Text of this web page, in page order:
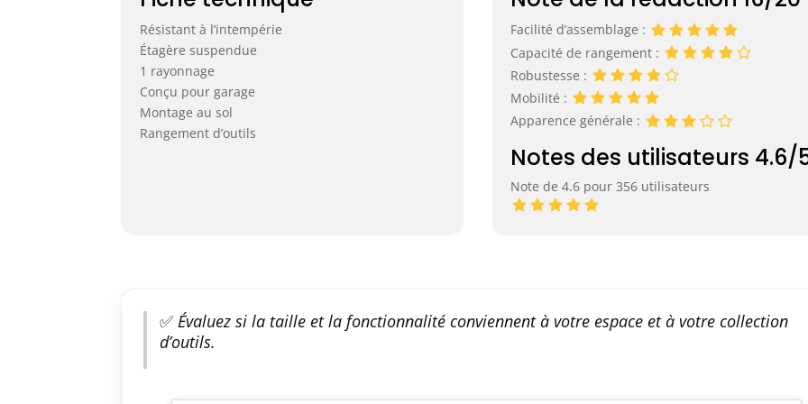
Résistant à l’intempérie
Étagère suspendue
1 rayonnage
Conçu pour garage
Montage au sol
Rangement d’outils
Facilité d’assemblage :
Capacité de rangement :
Robustesse :
Mobilité :
Apparence générale :
Notes des utilisateurs 4.6/
Note de 4.6 pour 356 utilisateurs
✅ Évaluez si la taille et la fonctionnalité conviennent à votre espace et à votre collection
d’outils.